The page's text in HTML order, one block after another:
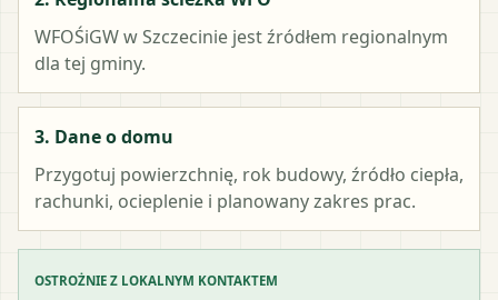
WFOŚiGW w Szczecinie jest źródłem regionalnym
dla tej gminy.
3. Dane o domu
Przygotuj powierzchnię, rok budowy, źródło ciepła,
rachunki, ocieplenie i planowany zakres prac.
OSTROŻNIE Z LOKALNYM KONTAKTEM